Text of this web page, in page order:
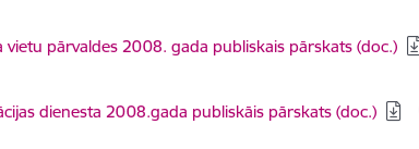
vietu pārvaldes 2008. gada publiskais pārskats (doc.)
dienesta 2008.gada publiskāis pārskats (doc.)